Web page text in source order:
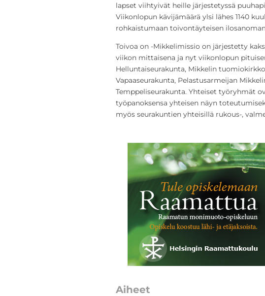
lapset viihtyivät heille järjestetyssä
Viikonlopun kävijämäärä ylsi lähes 1140
rohkaistumaan toivontäyteisen
Toivoa on -Mikkelimissio on järjestetty
viikon mittaisena ja nyt viikonlopun
Helluntaiseurakunta, Mikkelin
Vapaaseurakunta, Pelastusarmeijan
Temppeliseurakunta. Yhteiset työryhmät
työpanoksensa yhteisen näyn
myös seurakuntien yhteisillä rukous-,
Aiheet